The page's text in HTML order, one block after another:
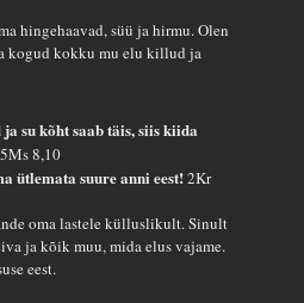
hingehaavad, süü ja hirmu. Olen
kogud kokku mu elu killud ja
ja su kõht saab täis, siis kiida
5Ms 8,10
ütlemata suure anni eest!2Kr
oma lastele külluslikult. Sinult
ja kõik muu, mida elus vajame.
eest.